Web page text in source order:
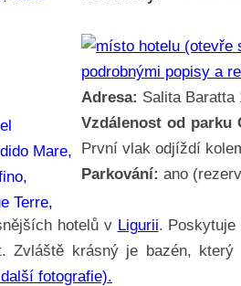
podrobnými popisy a
Adresa: Salita Baratta
Vzdálenost od parku
První vlak odjíždí
Parkování: ano
hotelů v Ligurii.
Zvláště krásný je bazén,
fotografie).